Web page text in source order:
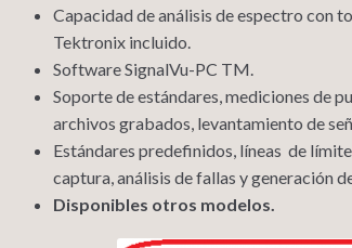
Capacidad de análisis de espectro con
Tektronix incluido
Software SignalVu-PC TM.
Soporte de estándares, mediciones de
archivos grabados, levantamiento de
Estándares predefinidos, líneas de
captura, análisis de fallas y generación
Disponibles otros modelos.